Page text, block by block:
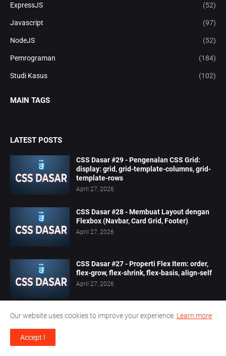
ExpressJS (52)
Javascript (97)
NodeJS (52)
Pemrograman (184)
Studi Kasus (102)
MAIN TAGS
LATEST POSTS
CSS Dasar #29 - Pengenalan CSS Grid:
display: grid, grid-template-columns, grid-
template-rows
April 27, 2026
CSS Dasar #28 - Membuat Layout dengan
Flexbox (Navbar, Card Grid, Footer)
April 27, 2026
CSS Dasar #27 - Properti Flex Item: order,
flex-grow, flex-shrink, flex-basis, align-self
April 27, 2026
Our website uses cookies to improve your experience. Learn more
Accept !